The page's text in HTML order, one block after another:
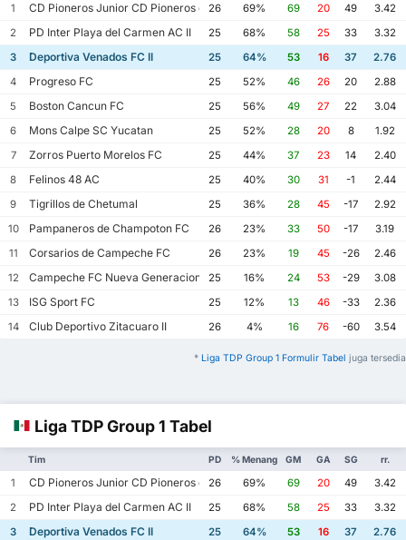
1 CD Pioneros Junior CD Pioneros de Cancun II
26 69% 69 20 49
3.42
2
PD Inter Playa del Carmen AC II 25 68% 58 25 33
3.32
3
Deportiva Venados FC II 25 64% 53 16 37
2.76
4
Progreso FC 25 52% 46 26 20
2.88
5
Boston Cancun FC 25 56% 49 27 22
3.04
6
Mons Calpe SC Yucatan 25 52% 28 20 8
1.92
7
Zorros Puerto Morelos FC 25 44% 37 23 14
2.40
8
Felinos 48 AC 25 40% 30 31 -1
2.44
9
Tigrillos de Chetumal 25 36% 28 45 -17
2.92
10
Pampaneros de Champoton FC 26 23% 33 50 -17
3.19
11
Corsarios de Campeche FC 26 23% 19 45 -26
2.46
12
Campeche FC Nueva Generacion 25 16% 24 53 -29
3.08
13
ISG Sport FC 25 12% 13 46 -33
2.36
14
Club Deportivo Zitacuaro II 26 4% 16 76 -60 3.54
* Liga TDP Group 1 Formulir Tabel juga tersedia
Liga TDP Group 1 Tabel
Tim PD % Menang GM GA SG rr.
1 CD Pioneros Junior CD Pioneros de Cancun II
26 69% 69 20 49
3.42
2
PD Inter Playa del Carmen AC II 25 68% 58 25 33
3.32
3
Deportiva Venados FC II 25 64% 53 16 37
2.76